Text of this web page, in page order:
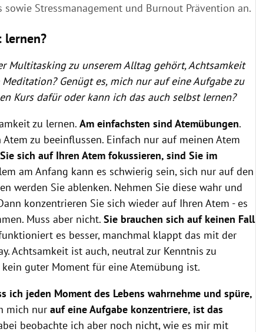
Stressmanagement und Burnout Prävention an.
lernen?
Multitasking zu unserem Alltag gehört, Achtsamkeit
Genügt es, mich nur auf eine Aufgabe zu
Kurs dafür oder kann ich das auch selbst lernen?
zu lernen.Am einfachsten sind Atemübungen.
zu beeinflussen. Einfach nur auf meinen Atem
sich auf Ihren Atem fokussieren, sind Sie im
am Anfang kann es schwierig sein, sich nur auf den
werden Sie ablenken. Nehmen Sie diese wahr und
konzentrieren Sie sich wieder auf Ihren Atem - es
Muss aber nicht.Sie brauchen sich auf keinen Fall
es besser, manchmal klappt das mit der
Achtsamkeit ist auch, neutral zur Kenntnis zu
guter Moment für eine Atemübung ist.
ich jeden Moment des Lebens wahrnehme und spüre,
mich nurauf eine Aufgabe konzentriere, ist das
beobachte ich aber noch nicht, wie es mir mit